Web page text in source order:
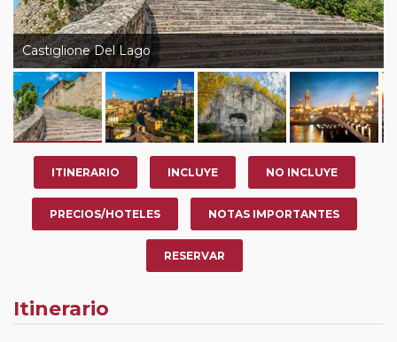
otro circuito del mismo proveedor no se abonará este
suplemento.
Castiglione Del Lago
ITINERARIO INCLUYE NO INCLUYE
PRECIOS/HOTELES NOTAS IMPORTANTES
RESERVAR
Itinerario